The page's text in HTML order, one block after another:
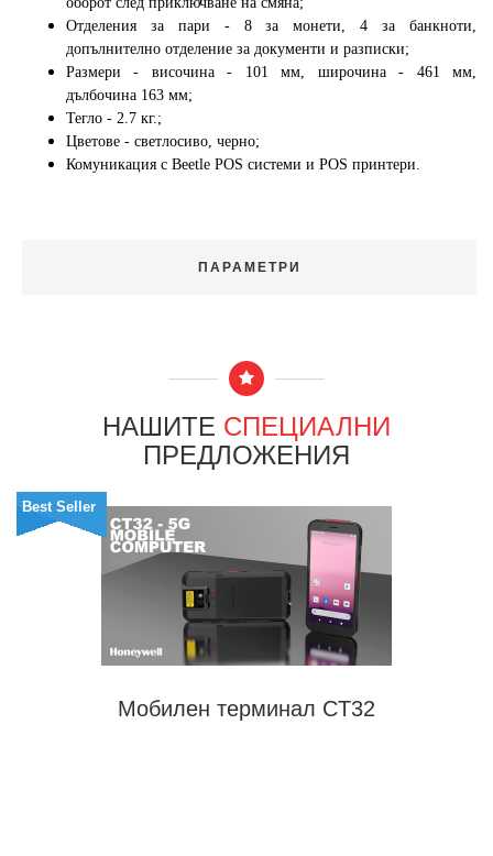
Отделения за пари - 8 за монети, 4 за банкноти,
допълнително отделение за документи и разписки;
Размери - височина - 101 мм, широчина - 461 мм,
дълбочина 163 мм;
Тегло - 2.7 кг.;
Цветове - светлосиво, черно;
Комуникация с Beetle POS системи и POS принтери.
ПАРАМЕТРИ
НАШИТЕ СПЕЦИАЛНИ
ПРЕДЛОЖЕНИЯ
Best Seller
Мобилен терминал CT32